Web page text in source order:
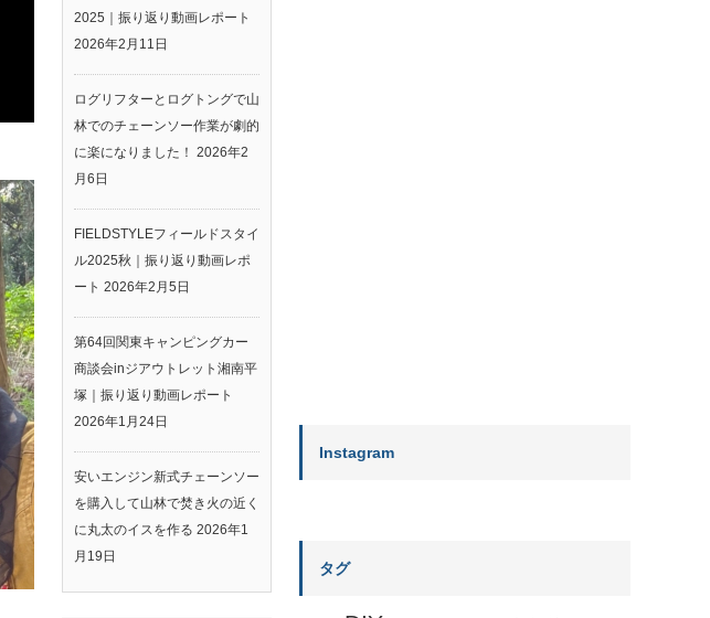
2025｜振り返り動画レポート
2026年2月11日
ログリフターとログトングで山
林でのチェーンソー作業が劇的
に楽になりました！ 2026年2
月6日
FIELDSTYLEフィールドスタイ
ル2025秋｜振り返り動画レポ
ート 2026年2月5日
第64回関東キャンピングカー
商談会inジアウトレット湘南平
塚｜振り返り動画レポート
2026年1月24日
安いエンジン新式チェーンソー
を購入して山林で焚き火の近く
に丸太のイスを作る 2026年1
月19日
Instagram
タグ